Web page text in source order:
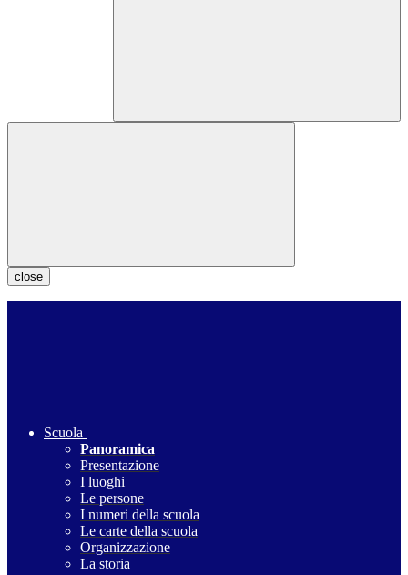
close
Scuola
Panoramica
Presentazione
I luoghi
Le persone
I numeri della scuola
Le carte della scuola
Organizzazione
La storia